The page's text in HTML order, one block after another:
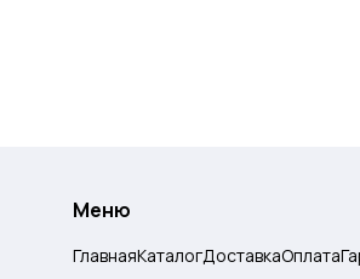
Меню
ГлавнаяКаталогДоставкаОплата